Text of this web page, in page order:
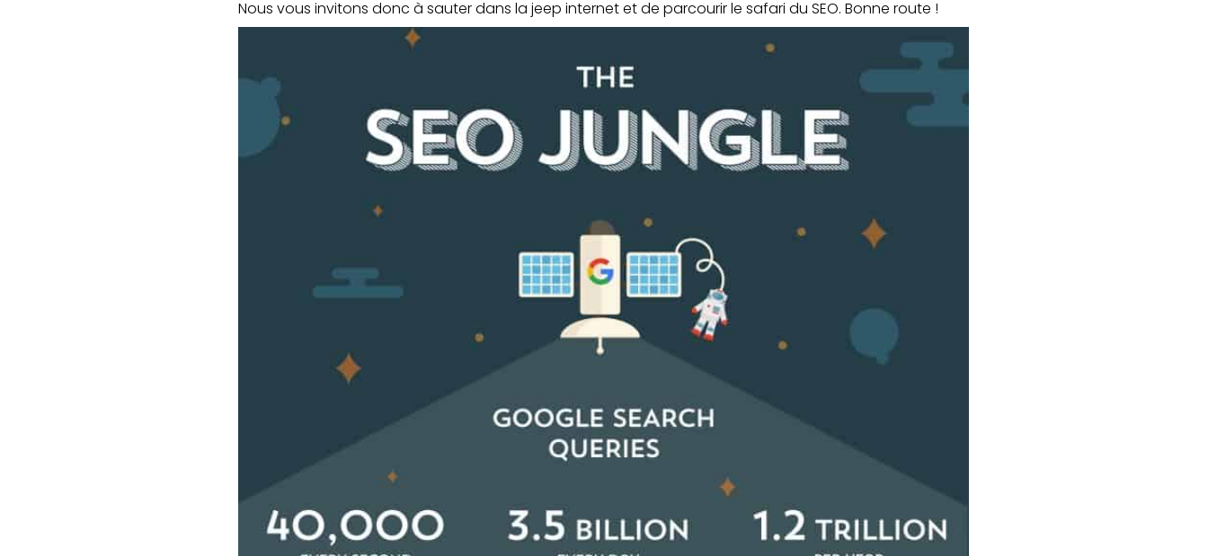
Nous vous invitons donc à sauter dans la jeep internet et de parcourir le safari du SEO. Bonne route !